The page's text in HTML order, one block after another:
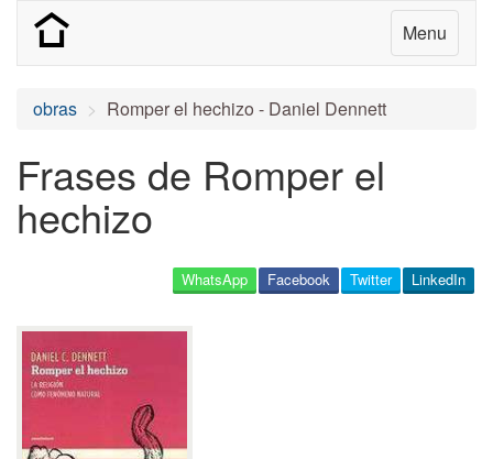
Menu
obras Romper el hechizo - Daniel Dennett
Frases de Romper el
hechizo
LinkedIn
Twitter
Facebook
WhatsApp